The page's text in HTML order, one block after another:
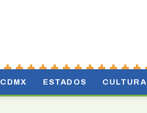
CDMX ESTADOS CULTURA